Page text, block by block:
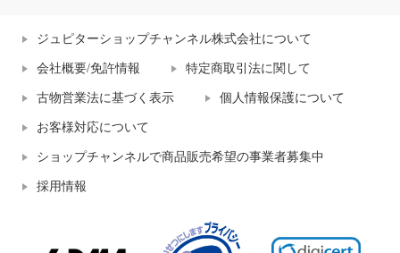
ジュピターショップチャンネル株式会社について
会社概要/免許情報 特定商取引法に関して
古物営業法に基づく表示 個人情報保護について
お客様対応について
ショップチャンネルで商品販売希望の事業者募集中
採用情報